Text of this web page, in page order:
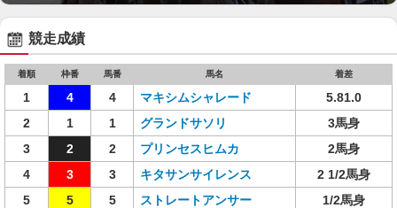
競走成績
着順 枠番 馬番 馬名 着差
1 4 4 マキシムシャレード
5.81.0
2
1 1 グランドサソリ
3馬身
3
2 2 プリンセスヒムカ
2馬身
4
3 3 キタサンサイレンス
2 1/2馬身
5
5 5 ストレートアンサー 1/2馬身